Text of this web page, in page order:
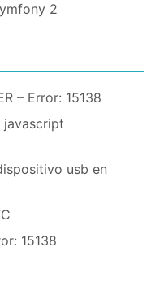
2
– Error: 15138
javascript
usb en
15138